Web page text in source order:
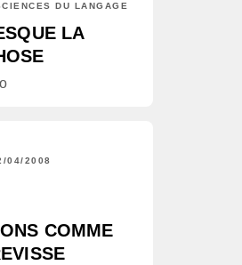
DU LANGAGE
LA
04/2008
COMME